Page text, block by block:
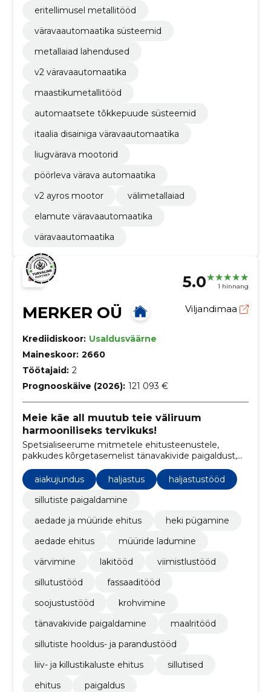
eritellimusel metallitööd
väravaautomaatika süsteemid
metallaiad lahendused
v2 väravaautomaatika
maastikumetallitööd
automaatsete tõkkepuude süsteemid
itaalia disainiga väravaautomaatika
liugvärava mootorid
pöörleva värava automaatika
v2 ayros mootor
välimetallaiad
elamute väravaautomaatika
väravaautomaatika
5.0 1 hinnang
MERKER OÜ Viljandimaa
Krediidiskoor: Usaldusväärne
Maineskoor: 2660
Töötajaid: 2
Prognooskäive (2026): 121 093 €
Meie käe all muutub teie väliruum
harmooniliseks tervikuks!
Spetsialiseerume mitmetele ehitusteenustele,
pakkudes kõrgetasemelist tänavakivide paigaldust,
haljastust ja üldisi ehitustöid nii era- kui ka
äriklientidele.
aiakujundus haljastus
haljastustööd
sillutiste paigaldamine
aedade ja müüride ehitus
heki pügamine
aedade ehitus
müüride ladumine
värvimine
lakitööd
viimistlustööd
sillutustööd
fassaaditööd
soojustustööd
krohvimine
tänavakivide paigaldamine
maalritööd
sillutiste hooldus- ja parandustööd
liiv- ja killustikaluste ehitus
sillutised
ehitus
paigaldus